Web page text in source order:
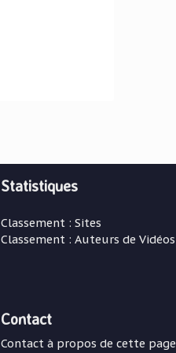
Statistiques
Classement : Sites
Classement : Auteurs de Vidéos
Contact
Contact à propos de cette page